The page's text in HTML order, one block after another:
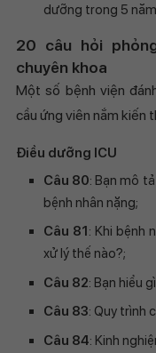
dưỡng trong 5
20 câu hỏi
chuyên khoa
Một số bệnh viện
cầu ứng viên nắm kiến
Điều dưỡng ICU
Câu 80: Bạn mô
bệnh nhân nặng;
Câu 81: Khi bệnh
xử lý thế nào?;
Câu 82: Bạn hiểu
Câu 83: Quy trình
Câu 84: Kinh